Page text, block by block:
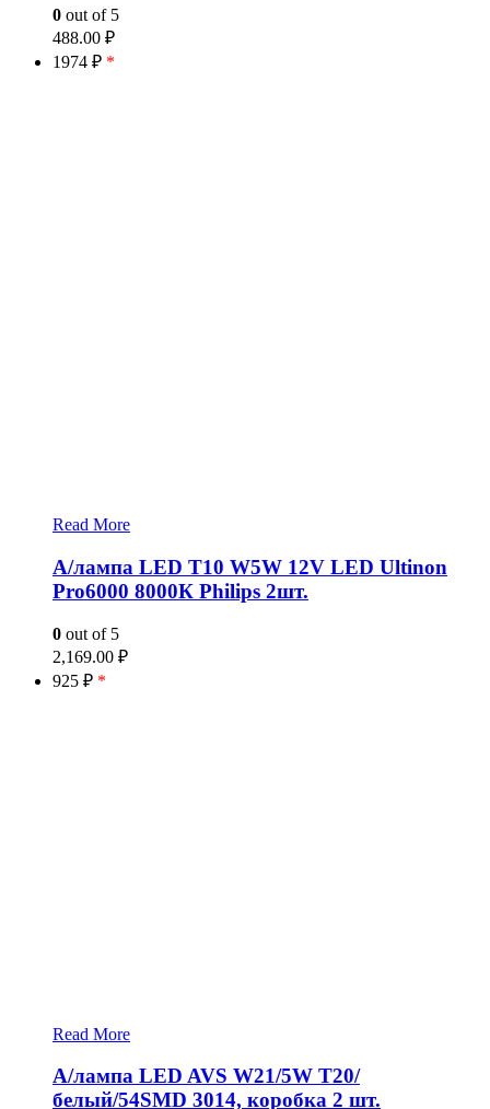
0 out of 5
488.00 ₽
1974 ₽ *
Read More
А/лампа LED T10 W5W 12V LED Ultinon
Pro6000 8000К Philips 2шт.
0 out of 5
2,169.00 ₽
925 ₽ *
Read More
А/лампа LED AVS W21/5W T20/
белый/54SMD 3014, коробка 2 шт.